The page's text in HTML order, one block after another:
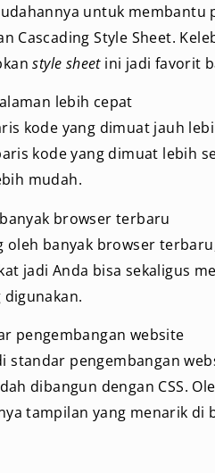
untuk
Cascading Style Sheet.
style sheet ini jadi favorit
lebih cepat
kode yang dimuat jauh
kode yang dimuat lebih
mudah.
browser terbaru
oleh banyak browser
jadi Anda bisa sekaligus
pengembangan website
standar pengembangan
dibangun dengan CSS.
tampilan yang menarik